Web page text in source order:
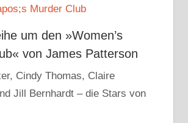
um den »Women’s
von James Patterson
Cindy Thomas, Claire
Jill Bernhardt – die Stars von